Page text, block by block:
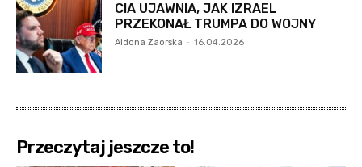
CIA UJAWNIA, JAK IZRAEL
PRZEKONAŁ TRUMPA DO WOJNY
Aldona Zaorska - 16.04.2026
Przeczytaj jeszcze to!